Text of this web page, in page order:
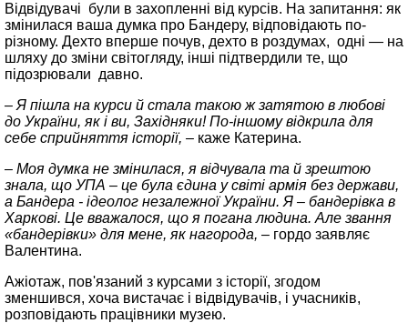
Відвідувачі були в захопленні від курсів. На запитання: як
змінилася ваша думка про Бандеру, відповідають по-
різному. Дехто вперше почув, дехто в роздумах, одні — на
шляху до зміни світогляду, інші підтвердили те, що
підозрювали давно.
– Я пішла на курси й стала такою ж затятою в любові
до України, як і ви, Західняки! По-іншому відкрила для
себе сприйняття історії, – каже Катерина.
– Моя думка не змінилася, я відчувала та й зрештою
знала, що УПА – це була єдина у світі армія без держави,
а Бандера - ідеолог незалежної України. Я – бандерівка в
Харкові. Це вважалося, що я погана людина. Але звання
«бандерівки» для мене, як нагорода, – гордо заявляє
Валентина.
Ажіотаж, пов'язаний з курсами з історії, згодом
зменшився, хоча вистачає і відвідувачів, і учасників,
розповідають працівники музею.